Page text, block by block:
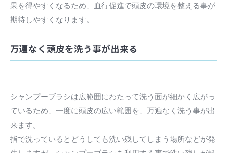
果を得やすくなるため、血行促進で頭皮の環境を整える事が
期待しやすくなります。
万遍なく頭皮を洗う事が出来る
シャンプーブラシは広範囲にわたって洗う面が細かく広がっ
ているため、一度に頭皮の広い範囲を、万遍なく洗う事が出
来ます。
指で洗っているとどうしても洗い残してしまう場所などが発